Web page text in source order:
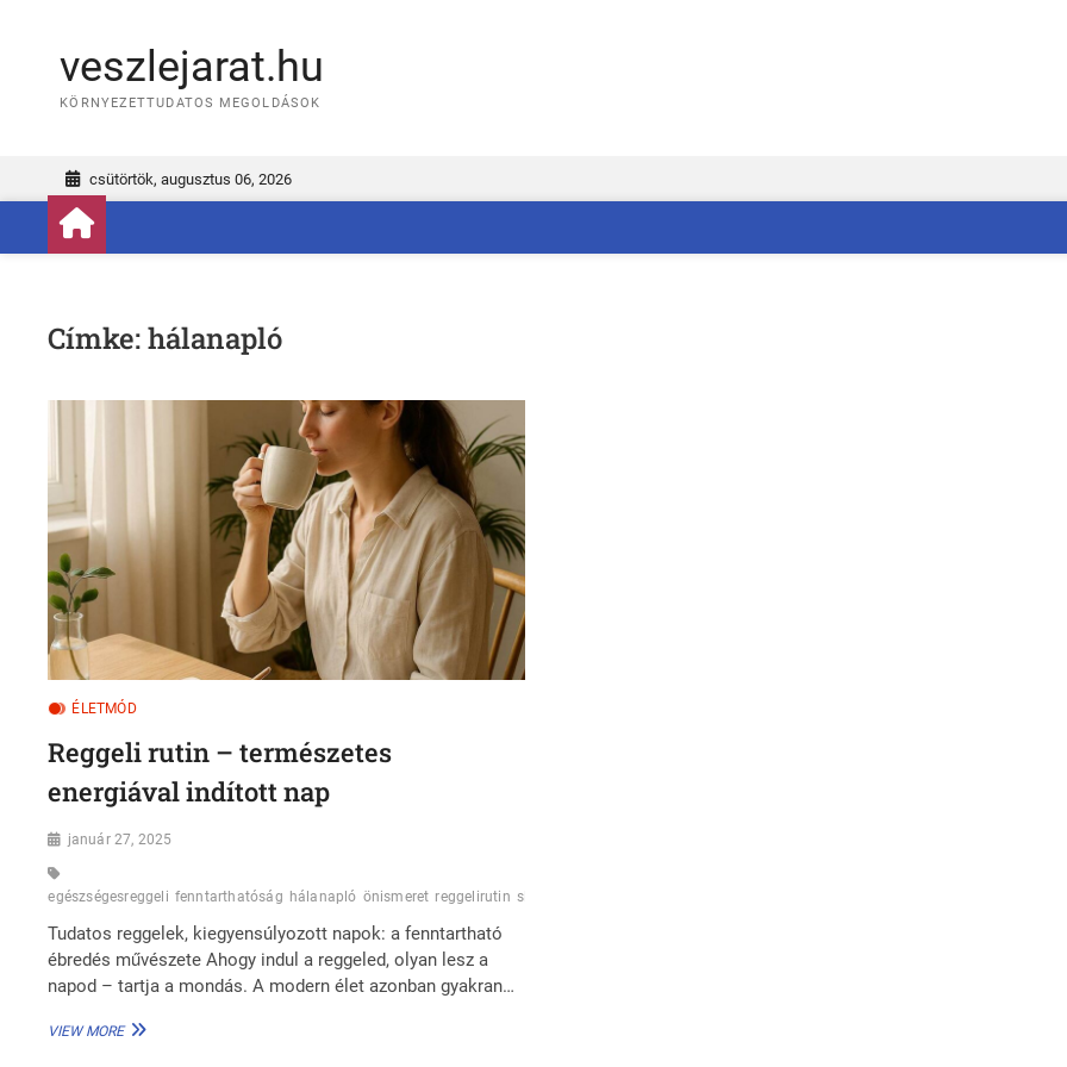
veszlejarat.hu
KÖRNYEZETTUDATOS MEGOLDÁSOK
csütörtök, augusztus 06, 2026
Címke:hálanapló
ÉLETMÓD
Reggeli rutin – természetes
energiával indított nap
január 27, 2025
egészségesreggeli fenntarthatóság hálanapló önismeret reggelirutin slowliving
Tudatos reggelek, kiegyensúlyozott napok: a fenntartható
ébredés művészete Ahogy indul a reggeled, olyan lesz a
napod – tartja a mondás. A modern élet azonban gyakran…
VIEW MOREREGGELI